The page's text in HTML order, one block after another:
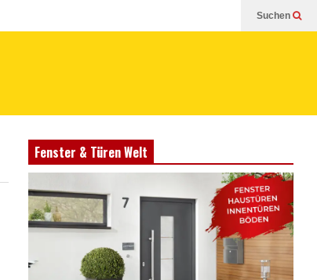
Suchen
Fenster & Türen Welt